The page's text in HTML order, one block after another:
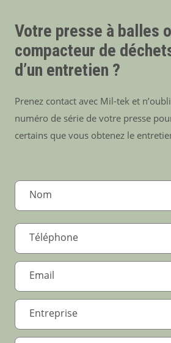
Votre presse à balles
compacteur de
d’un entretien ?
Prenez contact avec Mil-tek et
numéro de série de votre presse
certains que vous obtenez le